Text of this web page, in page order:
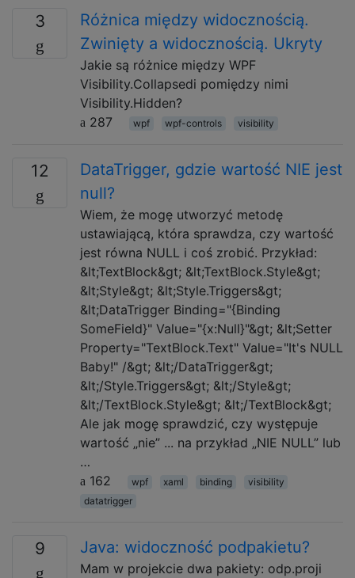
3
Różnica między widocznością.
Zwinięty a widocznością. Ukryty
Jakie są różnice między WPF
Visibility.Collapsedi pomiędzy nimi
Visibility.Hidden?
287
wpf wpf-controls visibility
12
DataTrigger, gdzie wartość NIE jest
null?
Wiem, że mogę utworzyć metodę
ustawiającą, która sprawdza, czy wartość
jest równa NULL i coś zrobić. Przykład:
&lt;TextBlock&gt; &lt;TextBlock.Style&gt;
&lt;Style&gt; &lt;Style.Triggers&gt;
&lt;DataTrigger Binding="{Binding
SomeField}" Value="{x:Null}"&gt; &lt;Setter
Property="TextBlock.Text" Value="It's NULL
Baby!" /&gt; &lt;/DataTrigger&gt;
&lt;/Style.Triggers&gt; &lt;/Style&gt;
&lt;/TextBlock.Style&gt; &lt;/TextBlock&gt;
Ale jak mogę sprawdzić, czy występuje
wartość „nie” ... na przykład „NIE NULL” lub
…
162
wpf xaml binding
visibility
datatrigger
9 Java: widoczność podpakietu?
Mam w projekcie dwa pakiety: odp.proji